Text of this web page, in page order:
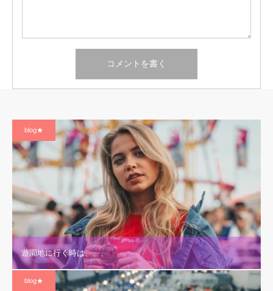
blog★
遊園地に行く時は、、、
blog★